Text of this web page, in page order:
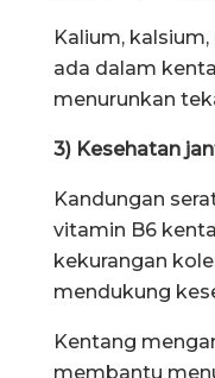
Kalium,
ada dalam
menurunkan
3) Kesehatan
Kandungan
vitamin B6
kekurangan
mendukung
Kentang
membantu